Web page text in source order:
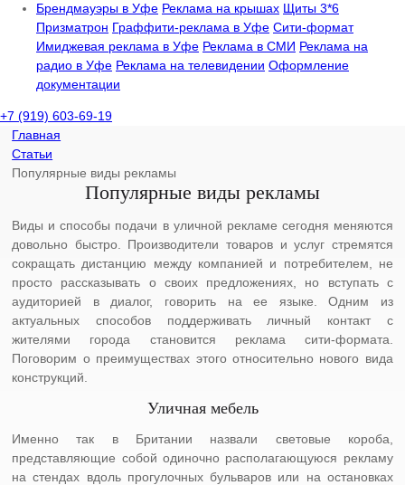
Брендмауэры в Уфе Реклама на крышах Щиты 3*6
Призматрон Граффити-реклама в Уфе Сити-формат
Имиджевая реклама в Уфе Реклама в СМИ Реклама на
радио в Уфе Реклама на телевидении Оформление
документации
+7 (919) 603-69-19
Главная
Статьи
Популярные виды рекламы
Популярные виды рекламы
Виды и способы подачи в уличной рекламе сегодня меняются
довольно быстро. Производители товаров и услуг стремятся
сокращать дистанцию между компанией и потребителем, не
просто рассказывать о своих предложениях, но вступать с
аудиторией в диалог, говорить на ее языке. Одним из
актуальных способов поддерживать личный контакт с
жителями города становится реклама сити-формата.
Поговорим о преимуществах этого относительно нового вида
конструкций.
Уличная мебель
Именно так в Британии назвали световые короба,
представляющие собой одиночно располагающуюся рекламу
на стендах вдоль прогулочных бульваров или на остановках